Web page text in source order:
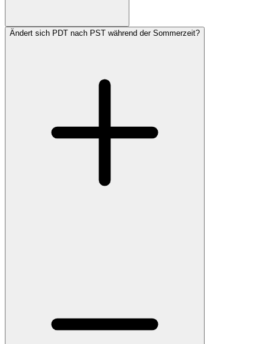
Ändert sich PDT nach PST während der Sommerzeit?